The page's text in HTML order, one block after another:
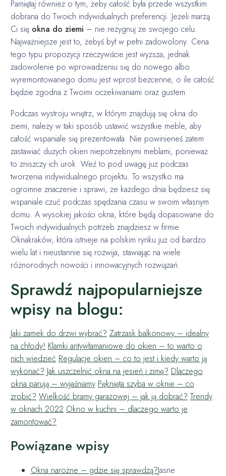
Pamiętaj również o tym, żeby całość była przede wszystkim
dobrana do Twoich indywidualnych preferencji. Jeżeli marzą
Ci się okna do ziemi – nie rezygnuj ze swojego celu.
Najważniejsze jest to, żebyś był w pełni zadowolony. Cena
tego typu propozycji rzeczywiście jest wyższa, jednak
zadowolenie po wprowadzeniu się do nowego albo
wyremontowanego domu jest wprost bezcenne, o ile całość
będzie zgodna z Twoimi oczekiwaniami oraz gustem.
Podczas wystroju wnętrz, w którym znajdują się okna do
ziemi, należy w taki sposób ustawić wszystkie meble, aby
całość wspaniale się prezentowała. Nie powinieneś zatem
zastawiać dużych okien niepotrzebnymi meblami, ponieważ
to zniszczy ich urok. Weź to pod uwagę już podczas
tworzenia indywidualnego projektu. To wszystko ma
ogromne znaczenie i sprawi, że każdego dnia będziesz się
wspaniale czuć podczas spędzania czasu w swoim własnym
domu. A wysokiej jakości okna, które będą dopasowane do
Twoich indywidualnych potrzeb znajdziesz w firmie
Oknakraków, która istnieje na polskim rynku już od bardzo
wielu lat i nieustannie się rozwija, stawiając na wiele
różnorodnych nowości i innowacyjnych rozwiązań.
Sprawdź najpopularniejsze
wpisy na blogu:
Jaki zamek do drzwi wybrać? Zatrzask balkonowy – idealny
na chłody! Klamki antywłamaniowe do okien – to warto o
nich wiedzieć Regulacje okien – co to jest i kiedy warto ją
wykonać? Jak uszczelnić okna na jesień i zimę? Dlaczego
okna parują – wyjaśniamy Pęknięta szyba w oknie – co
zrobić? Wielkość bramy garażowej – jak ją dobrać? Trendy
w oknach 2022 Okno w kuchni – dlaczego warto je
zamontować?
Powiązane wpisy
Okna narożne – gdzie się sprawdzą?Jasne